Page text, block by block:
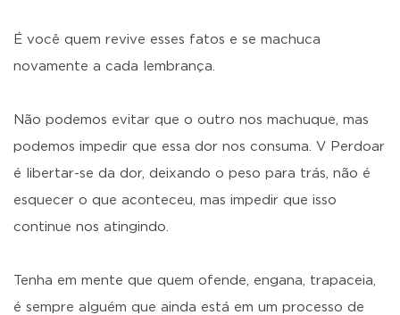
É você quem revive esses fatos e se machuca
novamente a cada lembrança.
Não podemos evitar que o outro nos machuque, mas
podemos impedir que essa dor nos consuma. V Perdoar
é libertar-se da dor, deixando o peso para trás, não é
esquecer o que aconteceu, mas impedir que isso
continue nos atingindo.
Tenha em mente que quem ofende, engana, trapaceia,
é sempre alguém que ainda está em um processo de